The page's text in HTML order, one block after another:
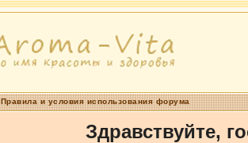
Правила и условия использования форума
Здравствуйте,